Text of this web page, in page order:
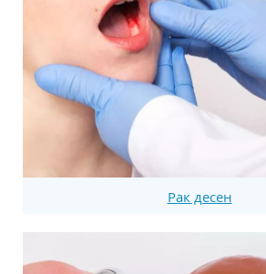
Рак десен